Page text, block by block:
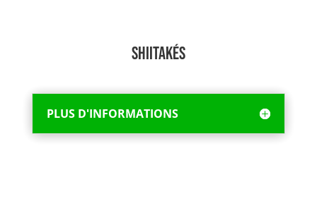
Shiitakés
PLUS D'INFORMATIONS